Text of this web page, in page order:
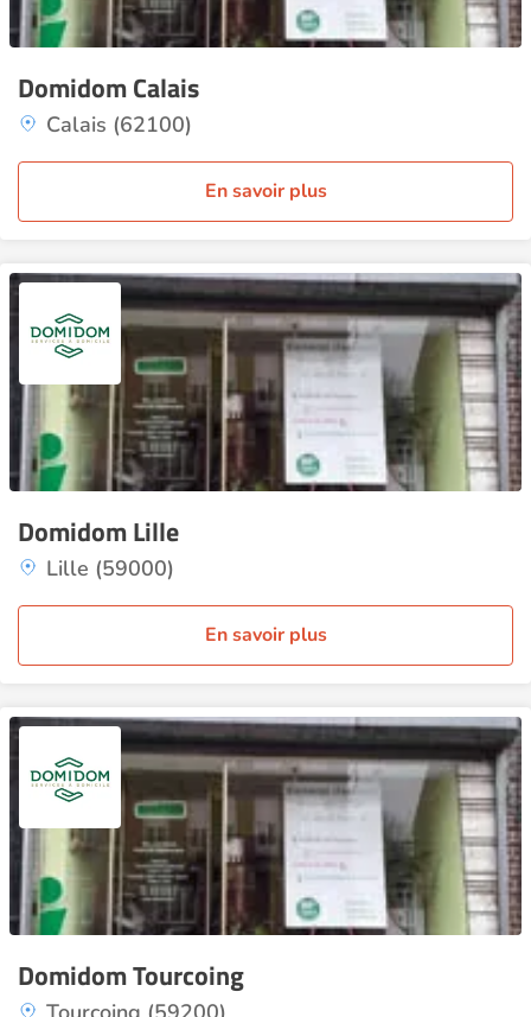
Domidom Calais
Calais (62100)
En savoir plus
Domidom Lille
Lille (59000)
En savoir plus
Domidom Tourcoing